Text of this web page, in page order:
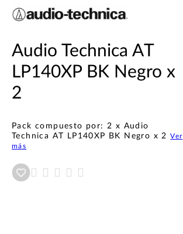
Audio Technica AT
LP140XP BK Negro x
2
Pack compuesto por: 2 x Audio
Technica AT LP140XP BK Negro x 2Ver
más